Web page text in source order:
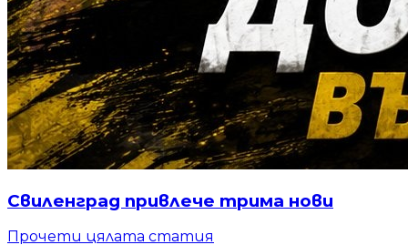
Свиленград привлече трима нови
Прочети цялата статия